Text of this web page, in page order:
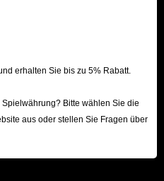
erhalten Sie bis zu 5% Rabatt.
Bitte wählen Sie die
aus oder stellen Sie Fragen über